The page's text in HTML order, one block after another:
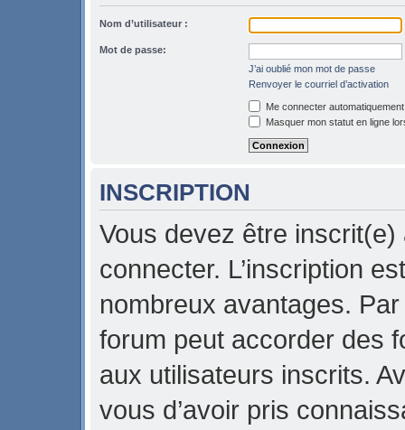
Nom d’utilisateur :
Mot de passe:
J’ai oublié mon mot de passe
Renvoyer le courriel d’activation
Me connecter
Masquer mon statut en ligne
INSCRIPTION
Vous devez être
connecter. L’inscription
nombreux avantages.
forum peut accorder des
aux utilisateurs inscrits.
vous d’avoir pris